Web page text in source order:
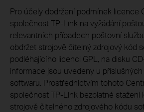
Pro účely dodržení podmínek licence
společnost TP-Link na vyžádání
relevantních případech poštovní
obdržet strojově čitelný zdrojový kód
podléhajícího licenci GPL, na disku
informace jsou uvedeny u
softwaru. Prostřednictvím tohoto
společnost TP-Link bezplatné stažení
strojově čitelného zdrojového kódu